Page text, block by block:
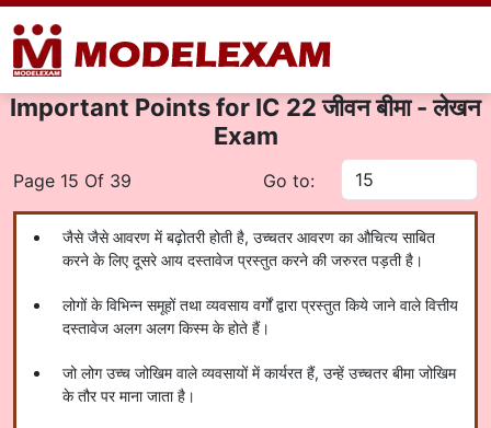
Important Points for IC 22 जीवन बीमा - लेखन
Exam
Page 15 Of 39 Go to:
जैसे जैसे आवरण में बढ़ोतरी होती है, उच्चतर आवरण का औचित्य साबित
करने के लिए दूसरे आय दस्तावेज प्रस्तुत करने की जरुरत पड़ती है।
लोगों के विभिन्न समूहों तथा व्यवसाय वर्गों द्वारा प्रस्तुत किये जाने वाले वित्तीय
दस्तावेज अलग अलग किस्म के होते हैं।
जो लोग उच्च जोखिम वाले व्यवसायों में कार्यरत हैं, उन्हें उच्चतर बीमा जोखिम
के तौर पर माना जाता है।